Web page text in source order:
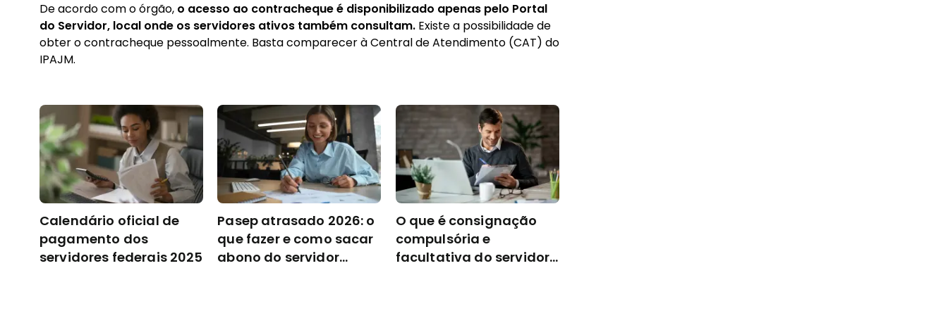
De acordo com o órgão, o acesso ao contracheque é disponibilizado apenas pelo Portal
do Servidor, local onde os servidores ativos também consultam. Existe a possibilidade de
obter o contracheque pessoalmente. Basta comparecer à Central de Atendimento (CAT) do
IPAJM.
Calendário oficial de
pagamento dos
servidores federais 2025
Pasep atrasado 2026: o
que fazer e como sacar
abono do servidor
O que é consignação
compulsória e
facultativa do servidor